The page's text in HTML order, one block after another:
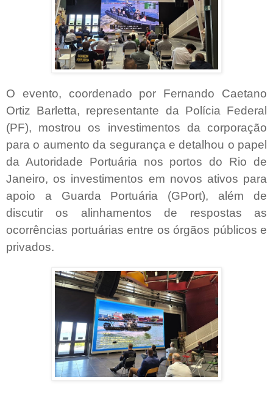
O evento, coordenado por Fernando Caetano
Ortiz Barletta, representante da Polícia Federal
(PF), mostrou os investimentos da corporação
para o aumento da segurança e detalhou o papel
da Autoridade Portuária nos portos do Rio de
Janeiro, os investimentos em novos ativos para
apoio a Guarda Portuária (GPort), além de
discutir os alinhamentos de respostas as
ocorrências portuárias entre os órgãos públicos e
privados.